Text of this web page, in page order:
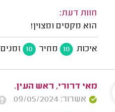
חוות דעת:
הוא מקסים ומצוין!
איכות 10 מחיר 10 זמנים
מאי דרורי, ראש העין.
אשרור: 09/05/2024